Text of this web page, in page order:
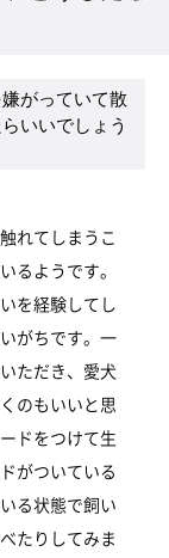
がっていて散
いいでしょう
れてしまうこ
るようです。
を経験してし
がちです。一
ただき、愛犬
のもいいと思
ドをつけて生
がついている
る状態で飼い
たりしてみま